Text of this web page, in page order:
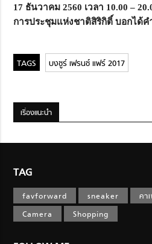
17 ธันวาคม 2560 เวลา 10.00 –
การประชุมแห่งชาติสิริกิติ์ บอกได้
บงชูร์ เฟรนช์ แฟร์ 2017
เรื่องแนะนำ
TAG
favforward sneaker คา
Camera
Shopping